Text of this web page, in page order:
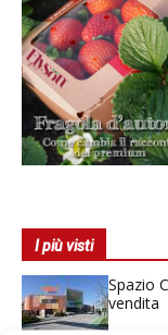
I più visti
Spazio
vendita